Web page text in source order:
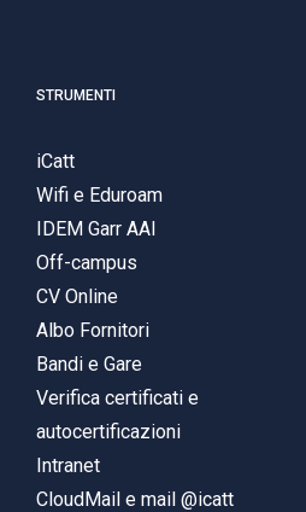
STRUMENTI
iCatt
Wifi e Eduroam
IDEM Garr AAI
Off-campus
CV Online
Albo Fornitori
Bandi e Gare
Verifica certificati e
autocertificazioni
Intranet
CloudMail e mail @icatt